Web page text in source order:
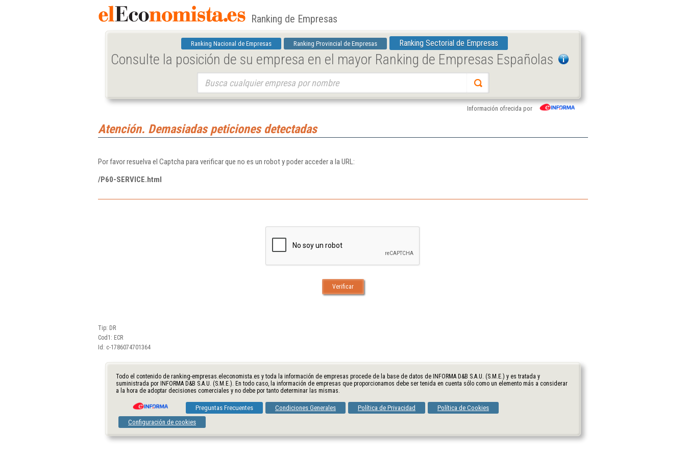
Ranking de Empresas
Ranking Nacional de Empresas Ranking Provincial de Empresas Ranking Sectorial de Empresas
Consulte la posición de su empresa en el mayor Ranking de Empresas Españolas
Información ofrecida por
Atención. Demasiadas peticiones detectadas
Por favor resuelva el Captcha para verificar que no es un robot y poder acceder a la URL:
/P60-SERVICE.html
Tip: DR
Cod1: ECR
Id: c-1786074701364
Todo el contenido de ranking-empresas.eleconomista.es y toda la información de empresas procede de la base de datos de INFORMA D&B S.A.U. (S.M.E.) y es tratada y
suministrada por INFORMA D&B S.A.U. (S.M.E.). En todo caso, la información de empresas que proporcionamos debe ser tenida en cuenta sólo como un elemento más a considerar
a la hora de adoptar decisiones comerciales y no debe por tanto determinar las mismas.
Preguntas Frecuentes Condiciones Generales Política de Privacidad
Política de Cookies
Configuración de cookies